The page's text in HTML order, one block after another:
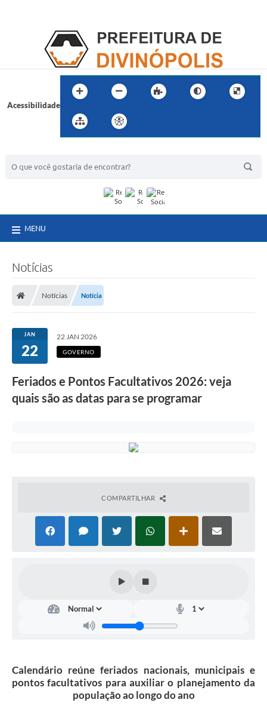
Acessibilidade
MENU
Notícias
Notícias Notícia
JAN
22
22 JAN 2026
GOVERNO
Feriados e Pontos Facultativos 2026: veja
quais são as datas para se programar
COMPARTILHAR
Calendário reúne feriados nacionais, municipais e
pontos facultativos para auxiliar o planejamento da
população ao longo do ano